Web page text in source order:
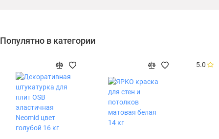
Популятно в категории
5.0